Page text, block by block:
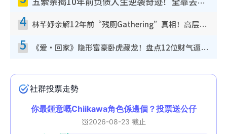
4 林芊妤亲解12年前“残厕Gathering”真相！高层解约一句话重创尊严，至今拒返TVB
5 《爱·回家》隐形富豪卧虎藏龙！盘点12位财气逼人的有钱艺人：这位美女3亿身家不愁做